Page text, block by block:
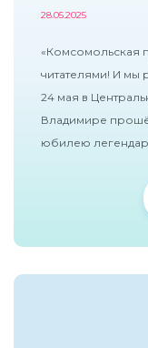
28.05.2025
«Комсомольская
читателями! И мы
24 мая в
Владимире
юбилею